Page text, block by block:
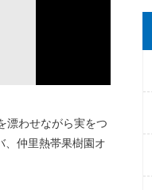
漂わせながら実をつ
、仲里熱帯果樹園オ